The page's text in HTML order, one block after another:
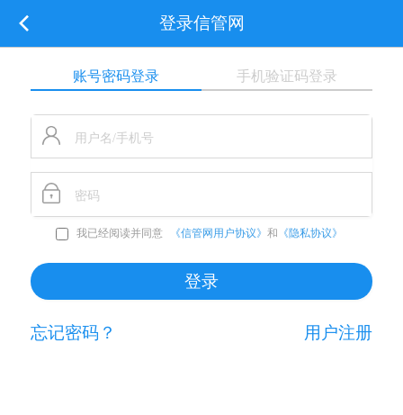
登录信管网
账号密码登录 手机验证码登录
我已经阅读并同意 《信管网用户协议》 和 《隐私协议》
忘记密码？ 用户注册